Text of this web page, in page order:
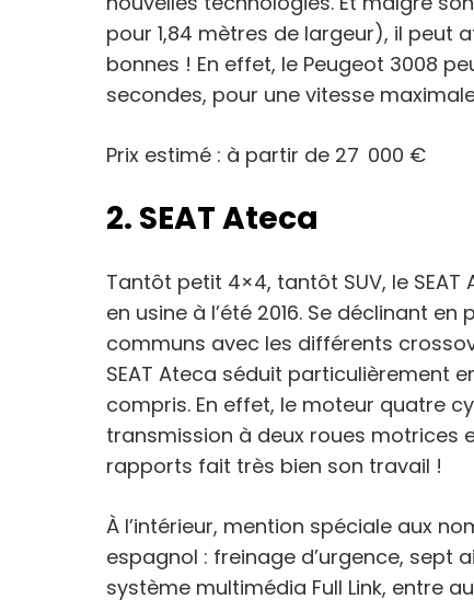
pour 1,84 mètres de largeur), il
bonnes ! En effet, le Peugeot 3008
secondes, pour une vitesse
Prix estimé : à partir de 27 000 €
2. SEAT Ateca
Tantôt petit 4×4, tantôt SUV, le
en usine à l’été 2016. Se déclinant
communs avec les différents
SEAT Ateca séduit particulièrement
compris. En effet, le moteur quatre
transmission à deux roues motrices
rapports fait très bien son travail !
À l’intérieur, mention spéciale aux
espagnol : freinage d’urgence, sept
système multimédia Full Link, entre